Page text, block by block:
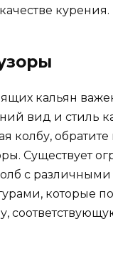
курения.
кальян
вид и стиль
колбу,
Существует
с
которые